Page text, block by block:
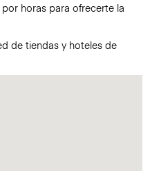
horas para ofrecerte la
de tiendas y hoteles de